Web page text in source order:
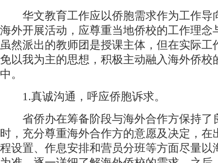
华文教育工作应以侨胞需求作为工作导
海外开展活动，应尊重当地侨校的工作理念
虽然派出的教师团是授课主体，但在实际工
免以我为主的思想，积极主动融入海外侨校
中。
1.真诚沟通，呼应侨胞诉求。
省侨办在筹备阶段与海外合作方保持了
时，充分尊重海外合作方的意愿及决定，在
程设置、作息安排和营员分班等方面尽量以